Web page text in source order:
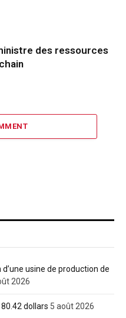
des ressources
usine de production de
2026
dollars 5 août 2026